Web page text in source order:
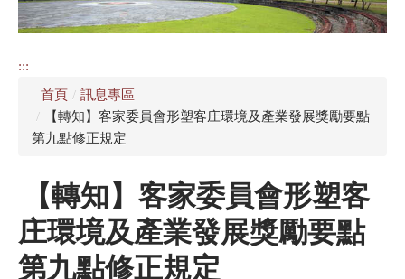
公所介紹
資訊公開專區
:::
首頁 / 訊息專區
/
【轉知】客家委員會形塑客庄環境及產業發展獎勵要點
第九點修正規定
【轉知】客家委員會形塑客
庄環境及產業發展獎勵要點
第九點修正規定